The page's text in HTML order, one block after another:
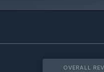
OVERALL